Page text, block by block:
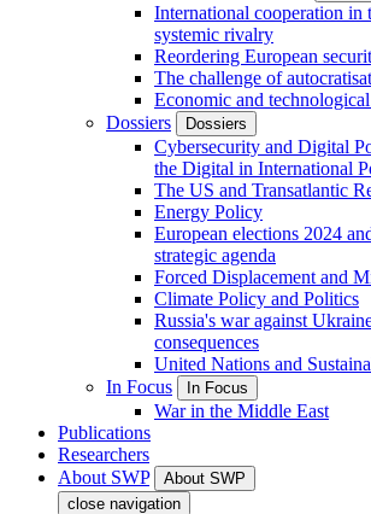
International cooperation in
systemic rivalry
Reordering European
The challenge of
Economic and
Dossiers
Dossiers
Cybersecurity and Digital
the Digital in International
The US and Transatlantic
Energy Policy
European elections 2024
strategic agenda
Forced Displacement and
Climate Policy and Politics
Russia's war against
consequences
United Nations and
In Focus
In Focus
War in the Middle East
Publications
Researchers
About SWP
About SWP
close navigation